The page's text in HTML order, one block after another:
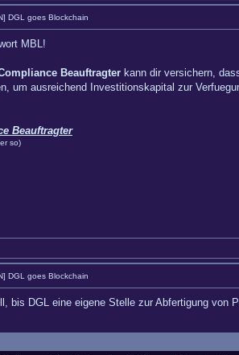
DGL goes Blockchain
MBL!
Beauftragter kann dir versichern,
um ausreichend Investitionskapital zur
Beauftragter
so)
DGL goes Blockchain
bis DGL eine eigene Stelle zur Abfertigung von